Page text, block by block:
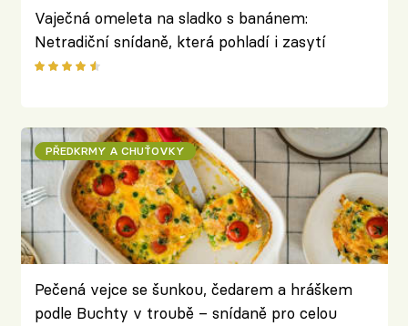
Vaječná omeleta na sladko s banánem:
Netradiční snídaně, která pohladí i zasytí
PŘEDKRMY A CHUŤOVKY
Pečená vejce se šunkou, čedarem a hráškem
podle Buchty v troubě – snídaně pro celou